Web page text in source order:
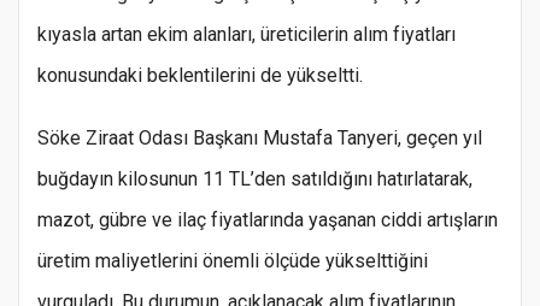
kıyasla artan ekim alanları, üreticilerin alım fiyatları
konusundaki beklentilerini de yükseltti.
Söke Ziraat Odası Başkanı Mustafa Tanyeri, geçen yıl
buğdayın kilosunun 11 TL’den satıldığını hatırlatarak,
mazot, gübre ve ilaç fiyatlarında yaşanan ciddi artışların
üretim maliyetlerini önemli ölçüde yükselttiğini